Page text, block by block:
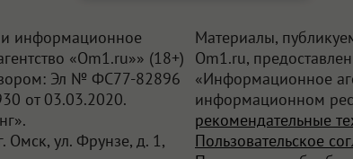
и информационное
«Om1.ru»» (18+)
Эл № ФС77-82896
от 03.03.2020.
Омск, ул. Фрунзе, д. 1,
Материалы,
Om1.ru,
«Информационное
информационном
рекомендательные
Пользовательское